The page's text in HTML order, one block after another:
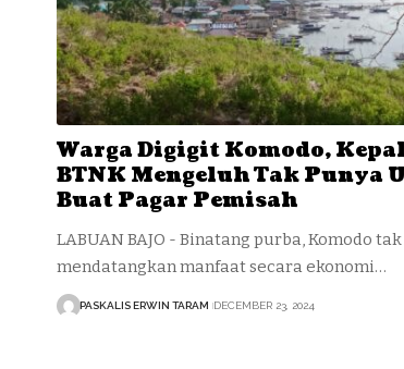
Warga Digigit Komodo,
BTNK Mengeluh Tak Punya
Buat Pagar Pemisah
LABUAN BAJO - Binatang purba, Komodo
mendatangkan manfaat secara ekonomi…
PASKALIS ERWIN TARAM DECEMBER 23, 2024